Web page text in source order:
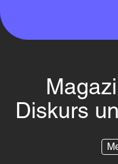
Diskurs